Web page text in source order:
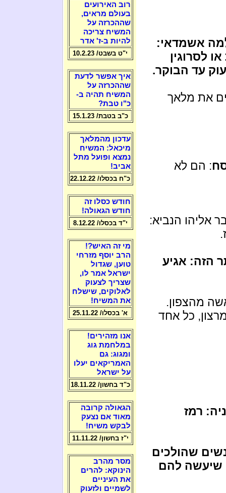
אשמדאי:
לסרוגין
עד הבוקר.
את מלאך
: הם לא
אליהו הנביא:
הזה: אגיע
מהצפון.
כל אחד
רמז
שהולכים
שיעשה להם
רוב האירועים
בעולם מראים,
שההכרזה על
המשיח צריכה
להיות ב-ז' אדר
י"ט בשבט/ 10.2.23
איך אפשר לדעת
שההכרזה על
המשיח תהיה ב-
כ"ו טבת?
כ"ב בטבת/ 15.1.23
עדכון מהמלאך
מיכאל: המשיח
נמצא ופועל מתל
אביב!
כ"ח בכסלו/ 22.12.22
חודש כסלו זה
חודש הגאולה!
י"ד בכסלו/ 8.12.22
מי זה האיש?!
הרב יוסף מזרחי
טוען, שגדול
ישראל אמר לו,
שצריך לצעוק
לאלוקים, שישלח
את המשיח!
א' בכסלו/ 25.11.22
אנו מזהירים!
במלחמת גוג
ומגוג: גם
האמריקאים יעלו
על ישראל
כ"ד בחשון/ 18.11.22
הגאולה קרובה
מאוד אם נצעק
לבקש משיח!
י"ז בחשון/ 11.11.22
מסר מהרב
הינוקא: להרים
את העיניים
לשמיים ולזעוק